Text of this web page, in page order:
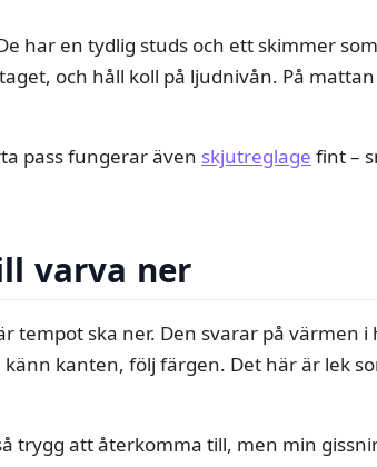
har en tydlig studs och ett skimmer
och håll koll på ljudnivån. På
pass fungerar även skjutreglage fint –
varva ner
tempot ska ner. Den svarar på värmen
kanten, följ färgen. Det här är lek
trygg att återkomma till, men min